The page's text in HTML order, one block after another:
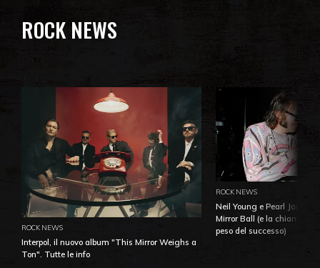
ROCK NEWS
ROCK NEWS
Interpol, il nuovo album "This Mirror Weighs a
Ton". Tutte le info
ROCK NEWS
Neil Young e Pearl Jam: la
Mirror Ball (e la chiamata
peso del successo)